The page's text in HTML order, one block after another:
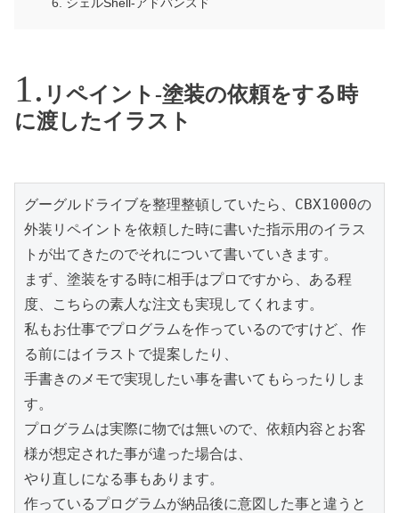
リペイント-塗装の依頼をする時
に渡したイラスト
グーグルドライブを整理整頓していたら、CBX1000の
外装リペイントを依頼した時に書いた指示用のイラス
トが出てきたのでそれについて書いていきます。
まず、塗装をする時に相手はプロですから、ある程
度、こちらの素人な注文も実現してくれます。
私もお仕事でプログラムを作っているのですけど、作
る前にはイラストで提案したり、
手書きのメモで実現したい事を書いてもらったりしま
す。
プログラムは実際に物では無いので、依頼内容とお客
様が想定された事が違った場合は、
やり直しになる事もあります。
作っているプログラムが納品後に意図した事と違うと